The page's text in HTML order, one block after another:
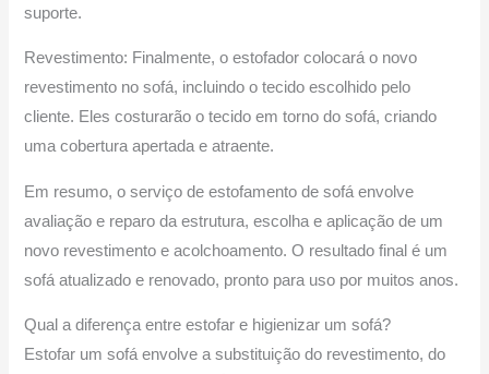
suporte.
Revestimento: Finalmente, o estofador colocará o novo
revestimento no sofá, incluindo o tecido escolhido pelo
cliente. Eles costurarão o tecido em torno do sofá, criando
uma cobertura apertada e atraente.
Em resumo, o serviço de estofamento de sofá envolve
avaliação e reparo da estrutura, escolha e aplicação de um
novo revestimento e acolchoamento. O resultado final é um
sofá atualizado e renovado, pronto para uso por muitos anos.
Qual a diferença entre estofar e higienizar um sofá?
Estofar um sofá envolve a substituição do revestimento, do